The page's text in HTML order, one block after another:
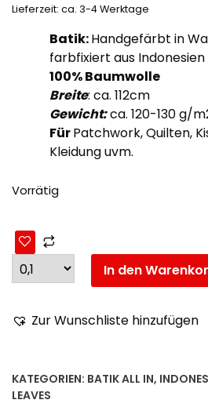
Lieferzeit: ca. 3-4 Werktage
Batik:Handgefärbt in
farbfixiert aus
100% Baumwolle
Breite: ca. 112cm
Gewicht:ca. 120-130 g/
FürPatchwork, Quilten,
Kleidung uvm.
Vorrätig
In den
Zur Wunschliste hinzufügen
KATEGORIEN: BATIK ALL IN,
LEAVES